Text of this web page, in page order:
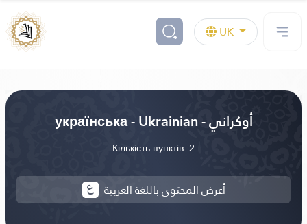
UK
українська - Ukrainian - أوكراني
Кількість пунктів: 2
أعرض المحتوى باللغة العربية